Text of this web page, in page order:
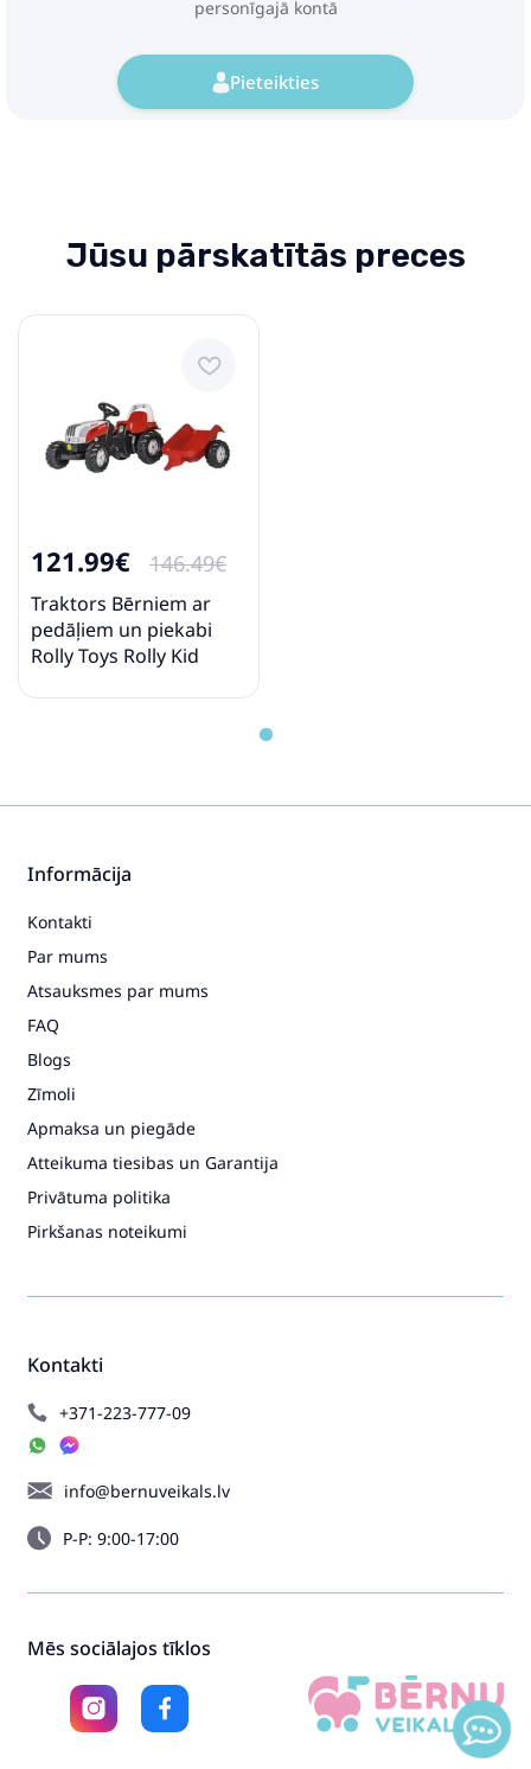
personīgajā kontā
Pieteikties
Jūsu pārskatītās preces
121.99€ 146.49€
Traktors Bērniem ar
pedāļiem un piekabi
Rolly Toys Rolly Kid
Kontakti
+371-223-777-09
info@bernuveikals.lv
P-P: 9:00-17:00
Informācija
Kontakti
Par mums
Atsauksmes par mums
FAQ
Blogs
Zīmoli
Apmaksa un piegāde
Atteikuma tiesibas un Garantija
Privātuma politika
Pirkšanas noteikumi
Mēs sociālajos tīklos